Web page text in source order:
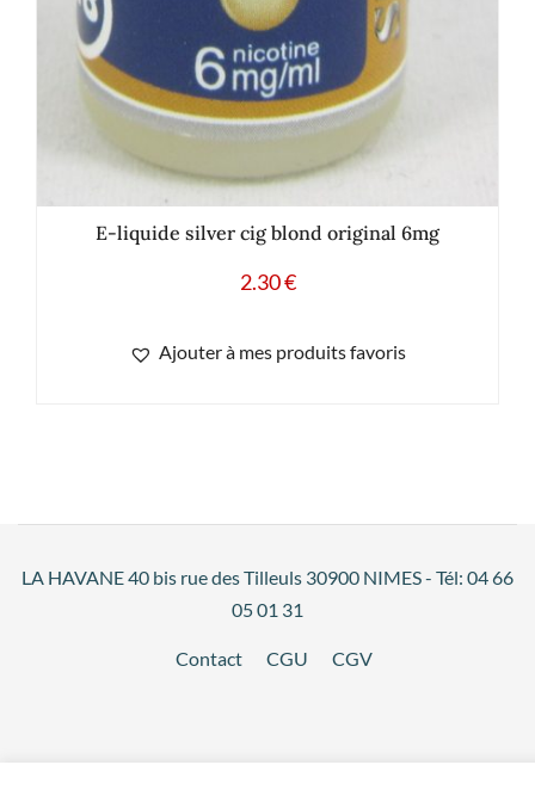
E-liquide silver cig blond original 6mg
2.30€
Ajouter à mes produits favoris
LA HAVANE 40 bis rue des Tilleuls 30900 NIMES - Tél: 04 66
05 01 31
Contact CGU CGV